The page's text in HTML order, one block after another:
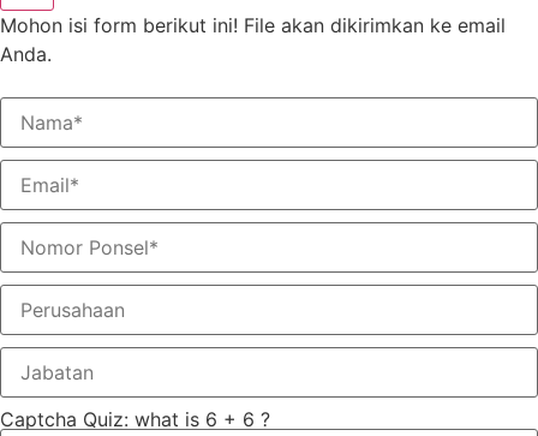
Mohon isi form berikut ini! File akan dikirimkan ke email
Anda.
Captcha Quiz: what is 6 + 6 ?